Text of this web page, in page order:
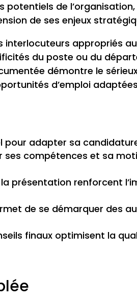
de l’organisation,
de ses enjeux
appropriés
du poste ou du
démontre le
d’emploi
pour adapter sa
ses compétences et sa
présentation renforcent
de se démarquer des
finaux optimisent la